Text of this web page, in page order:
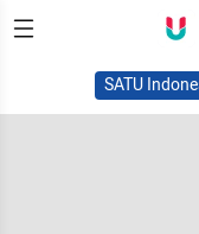
SATU